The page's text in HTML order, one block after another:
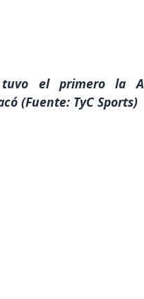
tuvo el primero la
(Fuente: TyC Sports)